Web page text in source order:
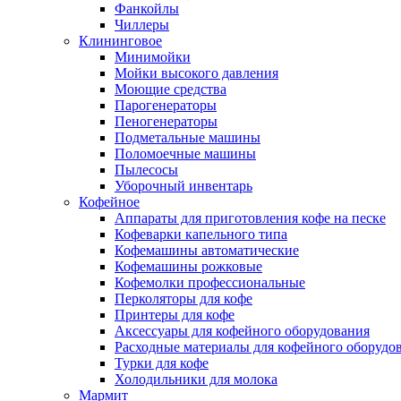
Фанкойлы
Чиллеры
Клининговое
Минимойки
Мойки высокого давления
Моющие средства
Парогенераторы
Пеногенераторы
Подметальные машины
Поломоечные машины
Пылесосы
Уборочный инвентарь
Кофейное
Аппараты для приготовления кофе на песке
Кофеварки капельного типа
Кофемашины автоматические
Кофемашины рожковые
Кофемолки профессиональные
Перколяторы для кофе
Принтеры для кофе
Аксессуары для кофейного оборудования
Расходные материалы для кофейного
Турки для кофе
Холодильники для молока
Мармит